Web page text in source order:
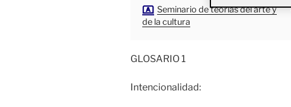
Seminario de teorías del arte y
de la cultura
GLOSARIO 1
Intencionalidad: